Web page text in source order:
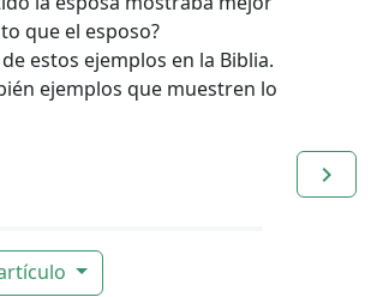
que el esposo?
estos ejemplos en la Biblia.
ejemplos que muestren lo
navigate_next